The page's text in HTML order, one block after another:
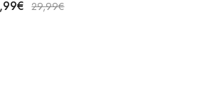
€ 29,99€